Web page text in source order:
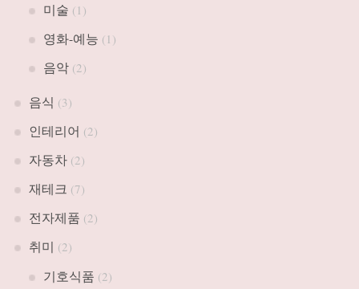
미술 (1)
영화-예능 (1)
음악(2)
음식 (3)
인테리어 (2)
자동차(2)
재테크 (7)
전자제품 (2)
취미 (2)
기호식품 (2)